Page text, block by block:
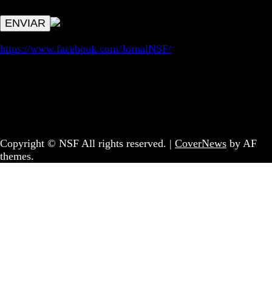
https://www.facebook.com/JornalNSF/
Copyright © NSF All rights reserved. | CoverNews by AF
themes.